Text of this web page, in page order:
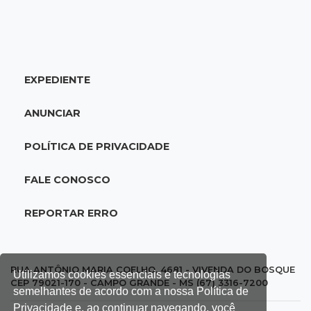
Utilizamos cookies essenciais e tecnologias
semelhantes de acordo com a nossa Política de
Privacidade e, ao continuar navegando, você
08:51Ponta Porã
por ex-companheiro de amiga
Após briga, casa pega fogo duas vezes em
domingo de Dia dos Pais
08:30 Em Pauta
EXPEDIENTE
ANUNCIAR
POLÍTICA DE PRIVACIDADE
FALE CONOSCO
REPORTAR ERRO
RUA ANTÔNIO MARIA COELHO, 4681 - VIVENDA DO BOSQUE
CEP 79021-170 - CAMPO GRANDE - MS (67) 3316-7200